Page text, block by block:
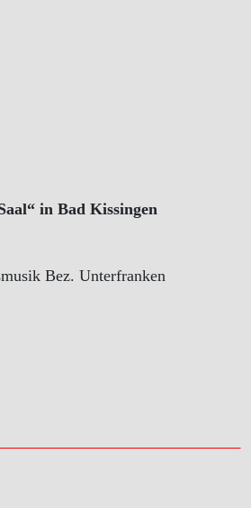
in Bad Kissingen
Bez. Unterfranken